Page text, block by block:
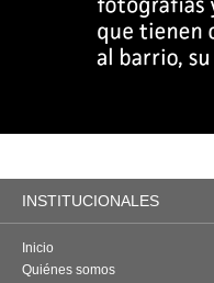
INSTITUCIONALES
Inicio
Quiénes somos